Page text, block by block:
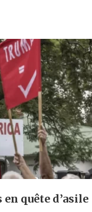
quête d’asile